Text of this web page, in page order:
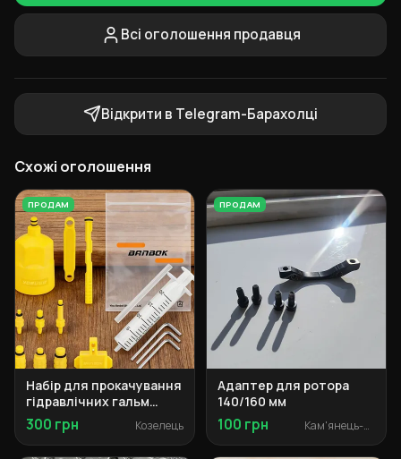
Всі оголошення продавця
Відкрити в Telegram-Барахолці
Схожі оголошення
ПРОДАМ
Набір для прокачування
гідравлічних гальм
(повний комплект)
300 грн Козелець
ПРОДАМ
Адаптер для ротора
140/160 мм
100 грн Кам'янець-Подільський